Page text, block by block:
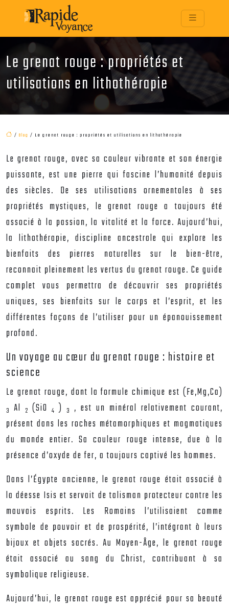
Le grenat rouge : propriétés et
utilisations en lithothérapie
/ Blog / Le grenat rouge : propriétés et utilisations en lithothérapie
Le grenat rouge, avec sa couleur vibrante et son énergie
puissante, est une pierre qui fascine l’humanité depuis
des siècles. De ses utilisations ornementales à ses
propriétés mystiques, le grenat rouge a toujours été
associé à la passion, la vitalité et la force. Aujourd’hui,
la lithothérapie, discipline ancestrale qui explore les
bienfaits des pierres naturelles sur le bien-être,
reconnait pleinement les vertus du grenat rouge. Ce guide
complet vous permettra de découvrir ses propriétés
uniques, ses bienfaits sur le corps et l’esprit, et les
différentes façons de l’utiliser pour un épanouissement
profond.
Un voyage au cœur du grenat rouge : histoire et
science
Le grenat rouge, dont la formule chimique est (Fe,Mg,Ca)
3 Al 2 (SiO 4) 3 , est un minéral relativement courant,
présent dans les roches métamorphiques et magmatiques
du monde entier. Sa couleur rouge intense, due à la
présence d’oxyde de fer, a toujours captivé les hommes.
Dans l’Égypte ancienne, le grenat rouge était associé à
la déesse Isis et servait de talisman protecteur contre les
mauvais esprits. Les Romains l’utilisaient comme
symbole de pouvoir et de prospérité, l’intégrant à leurs
bijoux et objets sacrés. Au Moyen-Âge, le grenat rouge
était associé au sang du Christ, contribuant à sa
symbolique religieuse.
Aujourd’hui, le grenat rouge est apprécié pour sa beauté